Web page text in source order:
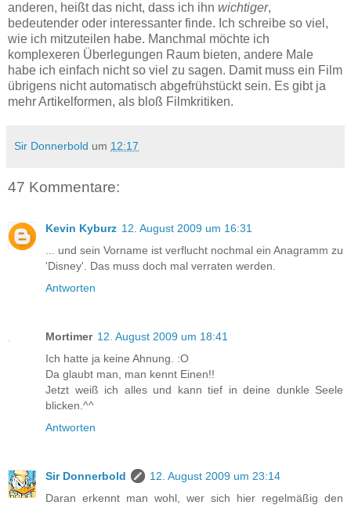
anderen, heißt das nicht, dass ich ihn wichtiger,
bedeutender oder interessanter finde. Ich schreibe so viel,
wie ich mitzuteilen habe. Manchmal möchte ich
komplexeren Überlegungen Raum bieten, andere Male
habe ich einfach nicht so viel zu sagen. Damit muss ein Film
übrigens nicht automatisch abgefrühstückt sein. Es gibt ja
mehr Artikelformen, als bloß Filmkritiken.
Sir Donnerbold um 12:17
47 Kommentare:
Kevin Kyburz 12. August 2009 um 16:31
... und sein Vorname ist verflucht nochmal ein Anagramm zu
'Disney'. Das muss doch mal verraten werden.
Antworten
Mortimer 12. August 2009 um 18:41
Ich hatte ja keine Ahnung. :O
Da glaubt man, man kennt Einen!!
Jetzt weiß ich alles und kann tief in deine dunkle Seele
blicken.^^
Antworten
Sir Donnerbold
12. August 2009 um 23:14
Daran erkennt man wohl, wer sich hier regelmäßig den